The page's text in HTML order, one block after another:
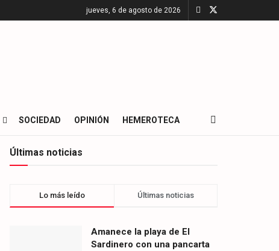
jueves, 6 de agosto de 2026
SOCIEDAD OPINIÓN HEMEROTECA
Últimas noticias
Lo más leído Últimas noticias
Amanece la playa de El
Sardinero con una pancarta